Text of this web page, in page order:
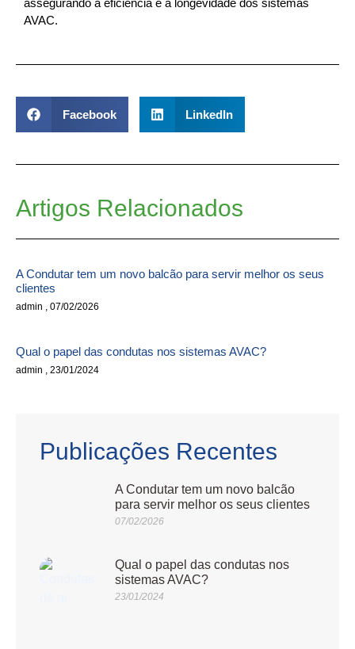
assegurando a eficiência e a longevidade dos sistemas
AVAC.
Facebook LinkedIn
Artigos Relacionados
A Condutar tem um novo balcão para servir melhor os seus
clientes
admin 07/02/2026
Qual o papel das condutas nos sistemas AVAC?
admin 23/01/2024
Publicações Recentes
A Condutar tem um novo balcão
para servir melhor os seus clientes
07/02/2026
Qual o papel das condutas nos
sistemas AVAC?
23/01/2024